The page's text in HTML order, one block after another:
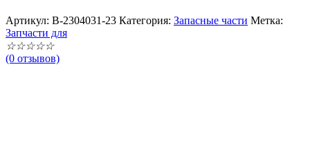
Артикул: B-2304031-23 Категория: Запасные части Метка:
Запчасти для
☆☆☆☆☆
(0 отзывов)